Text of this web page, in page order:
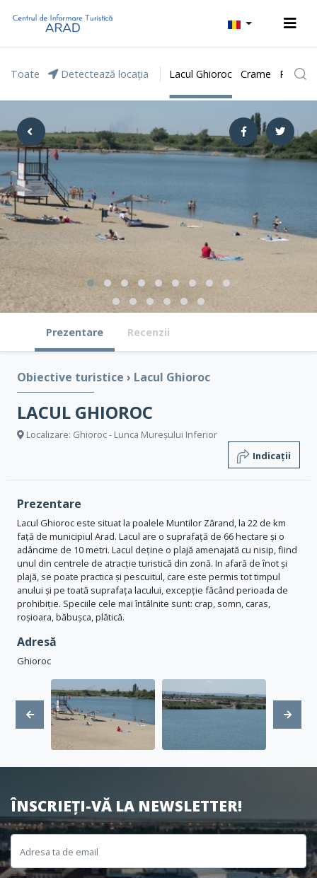
Toate Detectează locația Lacul Ghioroc Crame Parcul
Prezentare Recenzii
Obiective turistice › Lacul Ghioroc
LACUL GHIOROC
Localizare: Ghioroc - Lunca Mureșului Inferior
Indicații
Prezentare
Lacul Ghioroc este situat la poalele Muntilor Zărand, la 22 de km
față de municipiul Arad. Lacul are o suprafață de 66 hectare și o
adâncime de 10 metri. Lacul deține o plajă amenajată cu nisip, fiind
unul din centrele de atracție turistică din zonă. In afară de înot și
plajă, se poate practica și pescuitul, care este permis tot timpul
anului și pe toată suprafața lacului, excepție făcând perioada de
prohibiție. Speciile cele mai întâlnite sunt: crap, somn, caras,
roșioara, băbușca, plătică.
Adresă
Ghioroc
ÎNSCRIEȚI-VĂ LA NEWSLETTER!